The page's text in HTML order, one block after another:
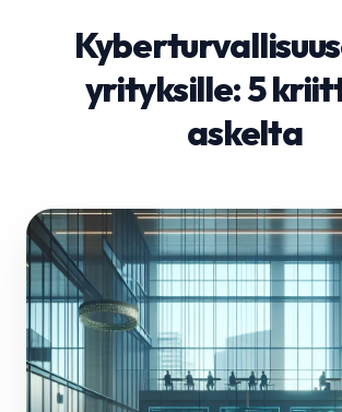
yrityksille: 5
askelta